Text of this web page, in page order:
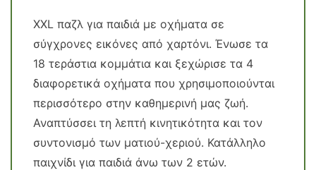
XXL παζλ για παιδιά με οχήματα σε
σύγχρονες εικόνες από χαρτόνι. Ένωσε τα
18 τεράστια κομμάτια και ξεχώρισε τα 4
διαφορετικά οχήματα που χρησιμοποιούνται
περισσότερο στην καθημερινή μας ζωή.
Αναπτύσσει τη λεπτή κινητικότητα και τον
συντονισμό των ματιού-χεριού. Κατάλληλο
παιχνίδι για παιδιά άνω των 2 ετών.